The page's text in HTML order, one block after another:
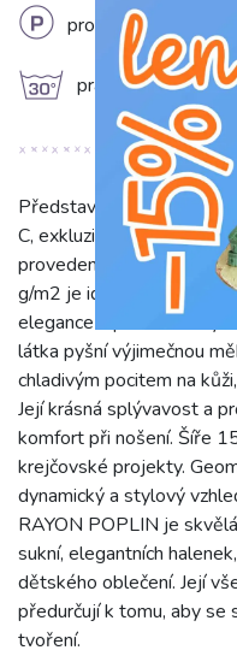
L profesionální
g prát na 30°C
Představujeme Viskózu
C, exkluzivní látku s
provedení. Tento 100%
g/m2 je ideální volbou
elegance a pohodlí. Díky
látka pyšní výjimečnou
chladivým pocitem na
Její krásná splývavost a
komfort při nošení. Šíře
krejčovské projekty.
dynamický a stylový
RAYON POPLIN je
sukní, elegantních
dětského oblečení. Její
předurčují k tomu, aby se
tvoření.